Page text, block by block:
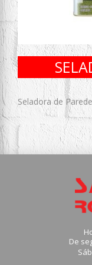
Seladora de
De